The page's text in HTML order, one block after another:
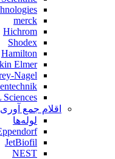
merck
Hichrom
Shodex
Hamilton
Elmer
Nagel
Sciences
اقلام جمع‌
لوله‌ها
JetBiofil
NEST